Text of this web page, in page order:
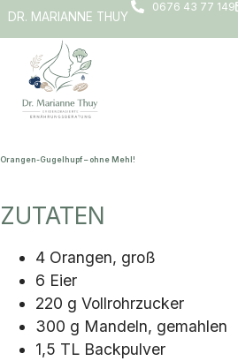
DR. MARIANNE THUY
0676 43 77 149
Orangen-Gugelhupf – ohne Mehl!
ZUTATEN
4 Orangen, groß
6 Eier
220 g Vollrohrzucker
300 g Mandeln, gemahlen
1,5 TL Backpulver